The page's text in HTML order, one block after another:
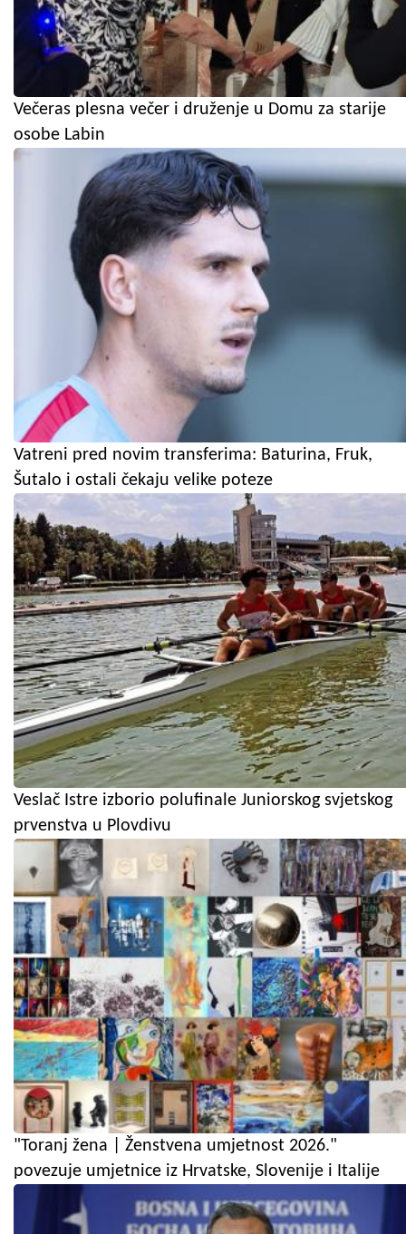
Večeras plesna večer i druženje u Domu za starije
osobe Labin
Vatreni pred novim transferima: Baturina, Fruk,
Šutalo i ostali čekaju velike poteze
Veslač Istre izborio polufinale Juniorskog svjetskog
prvenstva u Plovdivu
"Toranj žena | Ženstvena umjetnost 2026."
povezuje umjetnice iz Hrvatske, Slovenije i Italije